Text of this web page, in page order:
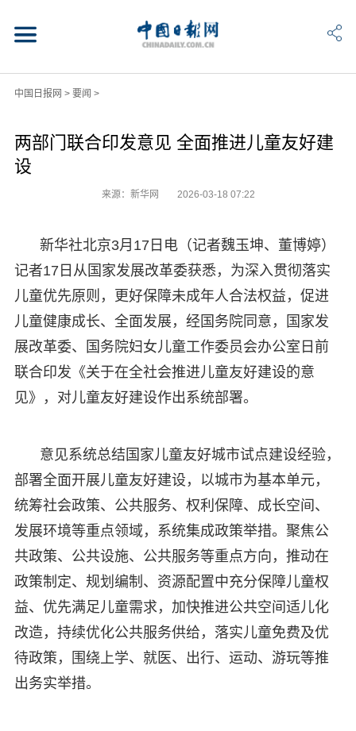
中国日报网 > 要闻 >
两部门联合印发意见 全面推进儿童友好建
设
来源：新华网 2026-03-18 07:22
新华社北京3月17日电（记者魏玉坤、董博婷）
记者17日从国家发展改革委获悉，为深入贯彻落实
儿童优先原则，更好保障未成年人合法权益，促进
儿童健康成长、全面发展，经国务院同意，国家发
展改革委、国务院妇女儿童工作委员会办公室日前
联合印发《关于在全社会推进儿童友好建设的意
见》，对儿童友好建设作出系统部署。
意见系统总结国家儿童友好城市试点建设经验，
部署全面开展儿童友好建设，以城市为基本单元，
统筹社会政策、公共服务、权利保障、成长空间、
发展环境等重点领域，系统集成政策举措。聚焦公
共政策、公共设施、公共服务等重点方向，推动在
政策制定、规划编制、资源配置中充分保障儿童权
益、优先满足儿童需求，加快推进公共空间适儿化
改造，持续优化公共服务供给，落实儿童免费及优
待政策，围绕上学、就医、出行、运动、游玩等推
出务实举措。